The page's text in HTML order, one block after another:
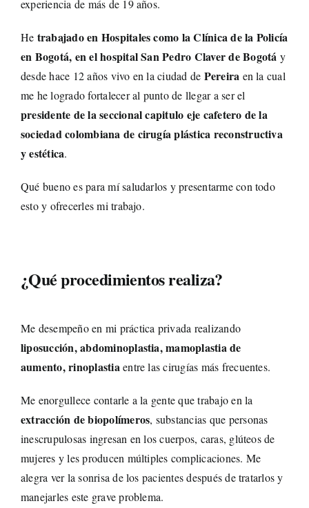
experiencia de más de 19 años.
He trabajado en Hospitales como la Clínica de la Policía
en Bogotá, en el hospital San Pedro Claver de Bogotá y
desde hace 12 años vivo en la ciudad de Pereira en la cual
me he logrado fortalecer al punto de llegar a ser el
presidente de la seccional capitulo eje cafetero de la
sociedad colombiana de cirugía plástica reconstructiva
y estética.
Qué bueno es para mí saludarlos y presentarme con todo
esto y ofrecerles mi trabajo.
¿Qué procedimientos realiza?
Me desempeño en mi práctica privada realizando
liposucción, abdominoplastia, mamoplastia de
aumento, rinoplastiaentre las cirugías más frecuentes.
Me enorgullece contarle a la gente que trabajo en la
extracción de biopolímeros, substancias que personas
inescrupulosas ingresan en los cuerpos, caras, glúteos de
mujeres y les producen múltiples complicaciones. Me
alegra ver la sonrisa de los pacientes después de tratarlos y
manejarles este grave problema.